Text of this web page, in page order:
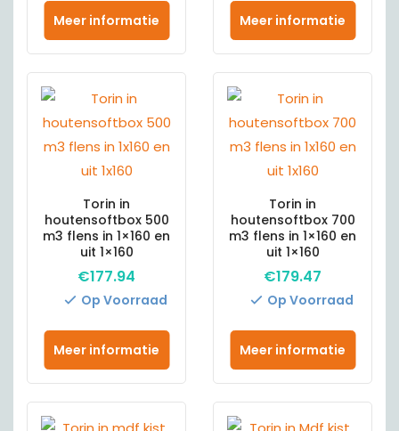
Meer informatie Meer informatie
Torin in
houtensoftbox 500
m3 flens in 1×160 en
uit 1×160
€177.94
Meer informatie
Op Voorraad
Torin in
houtensoftbox 700
m3 flens in 1×160 en
uit 1×160
€179.47
Meer informatie
Op Voorraad